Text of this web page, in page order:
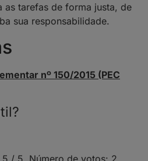
as tarefas de forma justa, de
sua responsabilidade.
nº 150/2015 (PEC
5 / 5. Número de votos: 2